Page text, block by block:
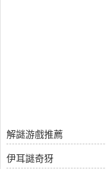
解謎游戲推薦
伊耳謎奇犽